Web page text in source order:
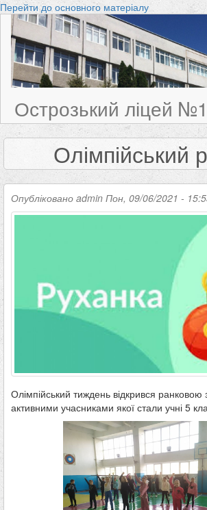
Перейти до основного матеріалу
Острозький ліцей №1
Олімпійський
Опубліковано admin Пон, 09/06/2021 -
Олімпійський тиждень відкрився
активними учасниками якої стали учні 5